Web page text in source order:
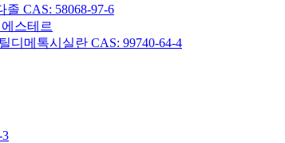
CAS: 58068-97-6
스테르
디메톡시실란 CAS: 99740-64-4